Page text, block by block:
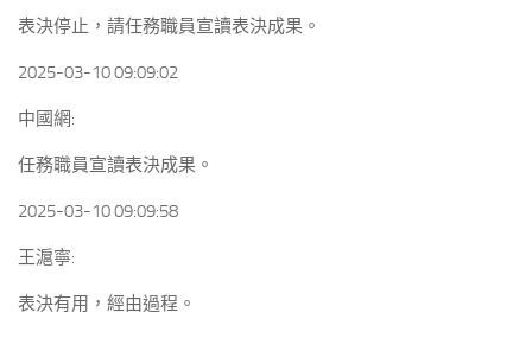
表決停止，請任務職員宣讀表決成果。
2025-03-10 09:09:02
中國網:
任務職員宣讀表決成果。
2025-03-10 09:09:58
王滬寧:
表決有用，經由過程。